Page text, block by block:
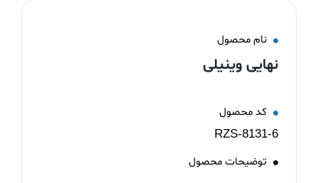
نام محصول
نهایی وینیلی
کد محصول
RZS-8131-6
توضیحات محصول